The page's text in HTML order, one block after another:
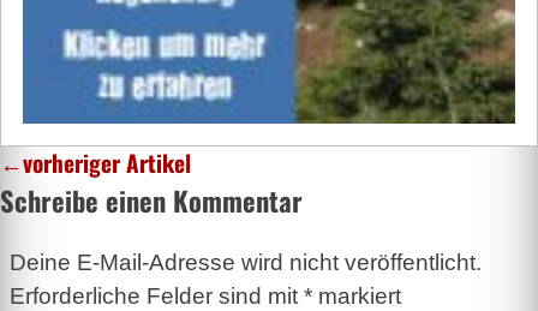
←vorheriger Artikel
Schreibe einen Kommentar
Deine E-Mail-Adresse wird nicht veröffentlicht.
Erforderliche Felder sind mit *markiert